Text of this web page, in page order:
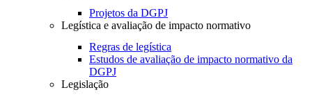
Projetos da DGPJ
Legística e avaliação de impacto normativo
Regras de legística
Estudos de avaliação de impacto normativo da
DGPJ
Legislação